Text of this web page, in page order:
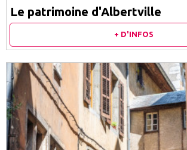
Le patrimoine d'Albertville
+ D'INFOS